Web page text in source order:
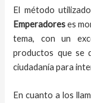
El método
Emperadoreses
tema, con un
productos que se
ciudadanía para
En cuanto a los